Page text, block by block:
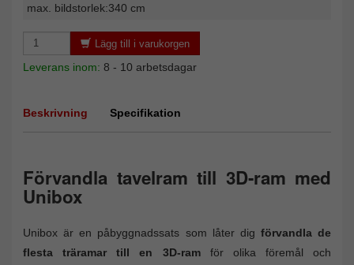
max. bildstorlek:340 cm
Lägg till i varukorgen
Leverans inom: 8 - 10 arbetsdagar
Beskrivning Specifikation
Förvandla tavelram till 3D-ram med
Unibox
Unibox är en påbyggnadssats som låter dig förvandla de
flesta träramar till en 3D-ramför olika föremål och